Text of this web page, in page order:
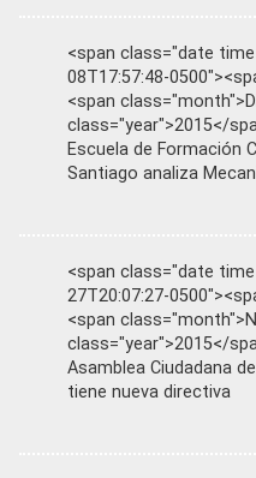
<span class="date
08T17:57:48-
<span
class="year">2015</
Escuela de Formación
Santiago analiza
<span class="date
27T20:07:27-
<span
class="year">2015</
Asamblea Ciudadana
tiene nueva directiva